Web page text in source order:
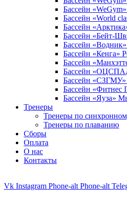
Бассейн
Бассейн «World
Бассейн
Бассейн «Бейт-
Бассейн
Бассейн «Кенга»
Бассейн
Бассейн
Бассейн «СЗГМУ»
Бассейн «Фитнес
Бассейн «Яуза»
Тренеры
Тренеры по
Тренеры по плаванию
Сборы
Оплата
О нас
Контакты
Vk Instagram Phone-alt Phone-alt